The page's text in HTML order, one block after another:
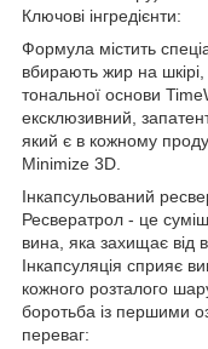
Ключові інгредієнти:
Формула містить
вбирають жир на
тональної основи
ексклюзивний,
який є в кожному
Minimize 3D.
Інкапсульований
Ресвератрол - це
вина, яка захищає від
Інкапсуляція сприяє
кожного розталого
боротьба із першими
переваг: